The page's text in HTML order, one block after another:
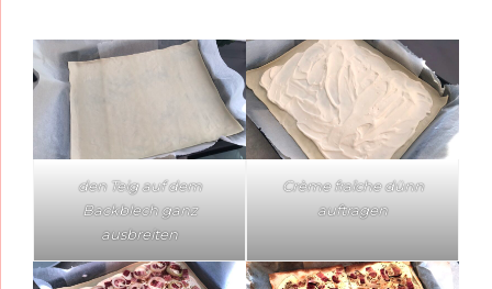
den Teig auf dem
Backblech ganz
ausbreiten
Crème fraîche dünn
auftragen